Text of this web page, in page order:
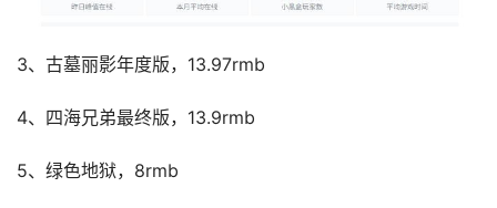
3、古墓丽影年度版，13.97rmb
4、四海兄弟最终版，13.9rmb
5、绿色地狱，8rmb